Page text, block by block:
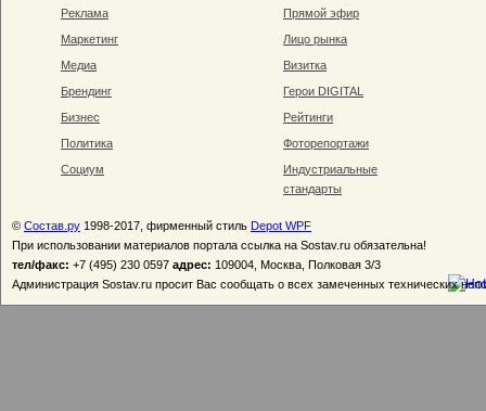
Реклама
Маркетинг
Медиа
Брендинг
Бизнес
Политика
Социум
Прямой эфир
Лицо рынка
Визитка
Герои DIGITAL
Рейтинги
Фоторепортажи
Индустриальные
стандарты
© Состав.ру 1998-2017, фирменный стиль Depot WPF
При использовании материалов портала ссылка на Sostav.ru обязательна!
тел/факс: +7 (495) 230 0597 адрес: 109004, Москва, Полковая 3/3
Администрация Sostav.ru просит Вас сообщать о всех замеченных технических